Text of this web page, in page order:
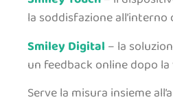
la soddisfazione
Smiley Digital – la
un feedback online dopo
Serve la misura insieme